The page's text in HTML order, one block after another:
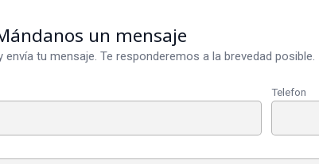
un mensaje
tu mensaje. Te responderemos a la brevedad posible.
Telefon